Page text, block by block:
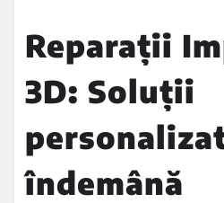
Reparații
3D: Soluții
îndemână